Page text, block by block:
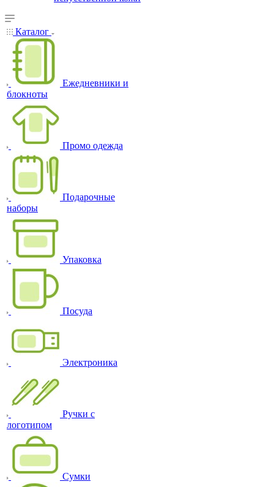
Каталог
Ежедневники и
блокноты
Промо одежда
Подарочные
наборы
Упаковка
Посуда
Электроника
Ручки с
логотипом
Сумки